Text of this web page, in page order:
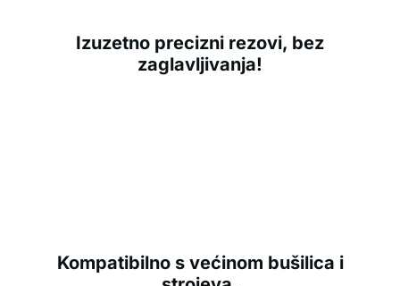
Izuzetno precizni rezovi, bez
zaglavljivanja!
Kompatibilno s većinom bušilica i